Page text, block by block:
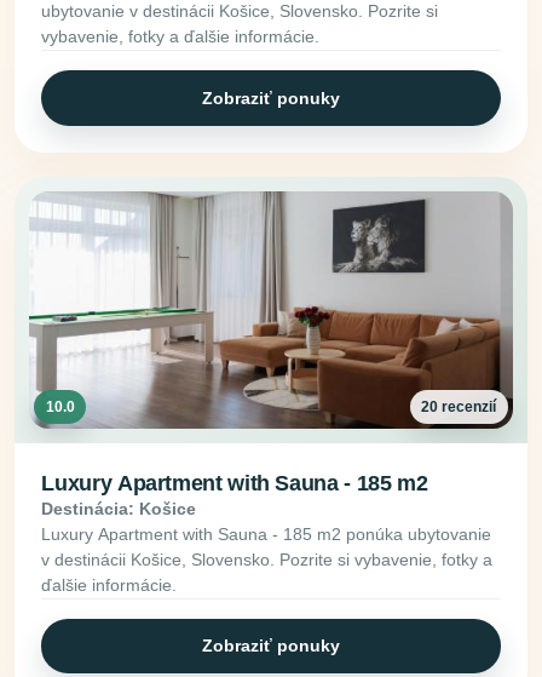
ubytovanie v destinácii Košice, Slovensko. Pozrite si
vybavenie, fotky a ďalšie informácie.
Zobraziť ponuky
10.0 20 recenzií
Luxury Apartment with Sauna - 185 m2
Destinácia: Košice
Luxury Apartment with Sauna - 185 m2 ponúka ubytovanie
v destinácii Košice, Slovensko. Pozrite si vybavenie, fotky a
ďalšie informácie.
Zobraziť ponuky